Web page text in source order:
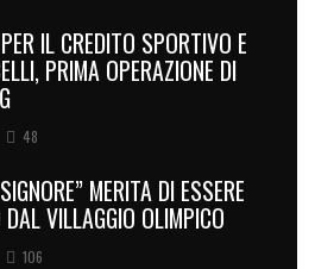
IL CREDITO SPORTIVO E
PRIMA OPERAZIONE DI
48
MERITA DI ESSERE
VILLAGGIO OLIMPICO
106